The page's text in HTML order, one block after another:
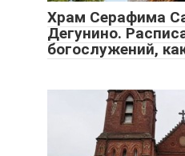
Храм Серафима
Дегунино.
богослужений,